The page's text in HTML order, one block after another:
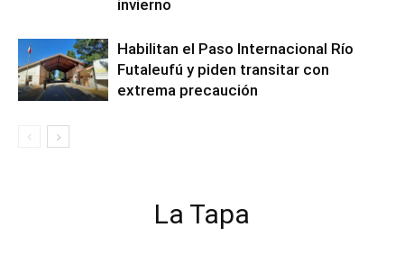
invierno
Habilitan el Paso Internacional Río
Futaleufú y piden transitar con
extrema precaución
La Tapa